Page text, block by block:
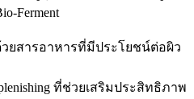
Ferment
สารอาหารที่มีประโยชน์ต่อผิว
ที่ช่วยเสริมประสิทธิภาพ